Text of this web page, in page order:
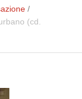
/
(cd.